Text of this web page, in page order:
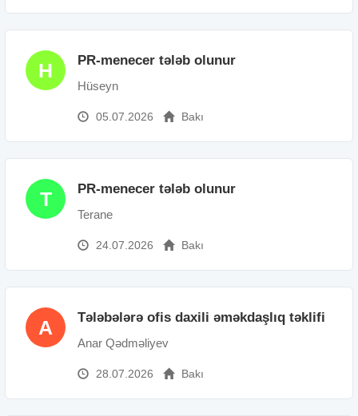
H PR-menecer tələb olunur
Hüseyn
05.07.2026 Bakı
T PR-menecer tələb olunur
Terane
24.07.2026 Bakı
A Tələbələrə ofis daxili əməkdaşlıq təklifi
Anar Qədməliyev
28.07.2026 Bakı